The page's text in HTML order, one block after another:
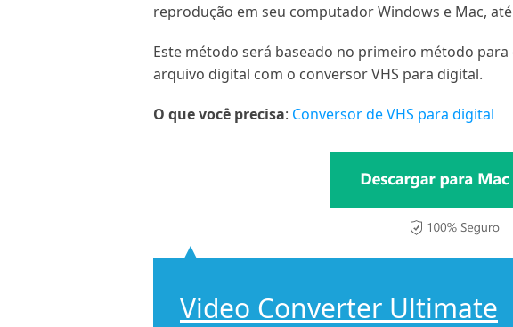
reprodução em seu computador Windows e Mac,
Este método será baseado no primeiro método
arquivo digital com o conversor VHS para digital.
O que você precisa: Conversor de VHS para digital
Video Converter Ultimate